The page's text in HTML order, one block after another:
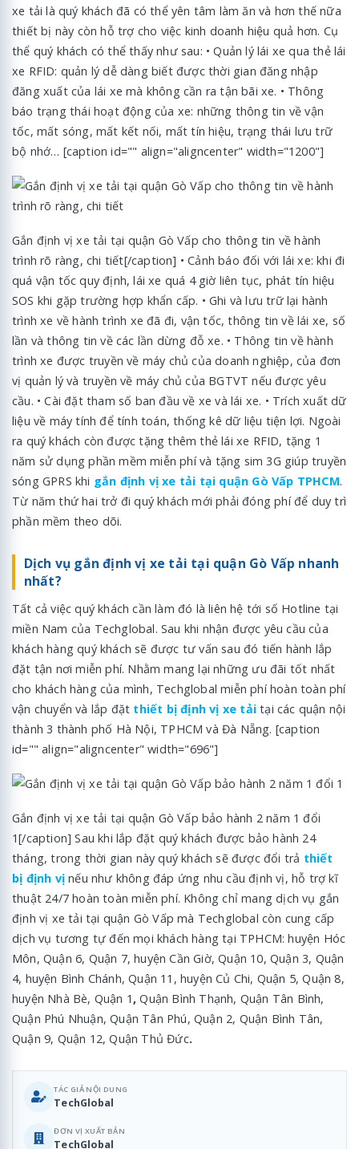
xe tải là quý khách đã có thể yên tâm làm ăn và hơn thế nữa
thiết bị này còn hỗ trợ cho việc kinh doanh hiệu quả hơn. Cụ
thể quý khách có thể thấy như sau: • Quản lý lái xe qua thẻ lái
xe RFID: quản lý dễ dàng biết được thời gian đăng nhập
đăng xuất của lái xe mà không cần ra tận bãi xe. • Thông
báo trạng thái hoạt động của xe: những thông tin về vận
tốc, mất sóng, mất kết nối, mất tín hiệu, trạng thái lưu trữ
bộ nhớ… [caption id="" align="aligncenter" width="1200"]
Gắn định vị xe tải tại quận Gò Vấp cho thông tin về hành
trình rõ ràng, chi tiết[/caption] • Cảnh báo đối với lái xe: khi đi
quá vận tốc quy định, lái xe quá 4 giờ liên tục, phát tín hiệu
SOS khi gặp trường hợp khẩn cấp. • Ghi và lưu trữ lại hành
trình xe về hành trình xe đã đi, vận tốc, thông tin về lái xe, số
lần và thông tin về các lần dừng đỗ xe. • Thông tin về hành
trình xe được truyền về máy chủ của doanh nghiệp, của đơn
vị quản lý và truyền về máy chủ của BGTVT nếu được yêu
cầu. • Cài đặt tham số ban đầu về xe và lái xe. • Trích xuất dữ
liệu về máy tính để tính toán, thống kê dữ liệu tiện lợi. Ngoài
ra quý khách còn được tặng thêm thẻ lái xe RFID, tặng 1
năm sử dụng phần mềm miễn phí và tặng sim 3G giúp truyền
sóng GPRS khi gắn định vị xe tải tại quận Gò Vấp TPHCM.
Từ năm thứ hai trở đi quý khách mới phải đóng phí để duy trì
phần mềm theo dõi.
Dịch vụ gắn định vị xe tải tại quận Gò Vấp nhanh
nhất?
Tất cả việc quý khách cần làm đó là liên hệ tới số Hotline tại
miền Nam của Techglobal. Sau khi nhận được yêu cầu của
khách hàng quý khách sẽ được tư vấn sau đó tiến hành lắp
đặt tận nơi miễn phí. Nhằm mang lại những ưu đãi tốt nhất
cho khách hàng của mình, Techglobal miễn phí hoàn toàn phí
vận chuyển và lắp đặt thiết bị định vị xe tải tại các quận nội
thành 3 thành phố Hà Nội, TPHCM và Đà Nẵng. [caption
id="" align="aligncenter" width="696"]
Gắn định vị xe tải tại quận Gò Vấp bảo hành 2 năm 1 đổi
1[/caption] Sau khi lắp đặt quý khách được bảo hành 24
tháng, trong thời gian này quý khách sẽ được đổi trả thiết
bị định vị nếu như không đáp ứng nhu cầu định vị, hỗ trợ kĩ
thuật 24/7 hoàn toàn miễn phí. Không chỉ mang dịch vụ gắn
định vị xe tải tại quận Gò Vấp mà Techglobal còn cung cấp
dịch vụ tương tự đến mọi khách hàng tại TPHCM: huyện Hóc
Môn, Quận 6, Quận 7, huyện Cần Giờ, Quận 10, Quận 3, Quận
4, huyện Bình Chánh, Quận 11, huyện Củ Chi, Quận 5, Quận 8,
huyện Nhà Bè, Quận 1 ,Quận Bình Thạnh, Quận Tân Bình,
Quận Phú Nhuận, Quận Tân Phú, Quận 2, Quận Bình Tân,
Quận 9, Quận 12, Quận Thủ Đức.
TÁC GIẢ NỘI DUNG
TechGlobal
ĐƠN VỊ XUẤT BẢN
TechGlobal